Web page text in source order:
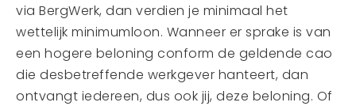
via BergWerk, dan verdien je minimaal het
wettelijk minimumloon. Wanneer er sprake is van
een hogere beloning conform de geldende cao
die desbetreffende werkgever hanteert, dan
ontvangt iedereen, dus ook jij, deze beloning. Of